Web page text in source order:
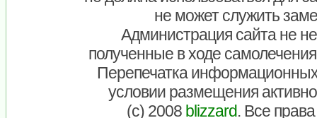
не может служить
Администрация сайта не
полученные в ходе
Перепечатка
условии размещения
(c) 2008 blizzard. Все